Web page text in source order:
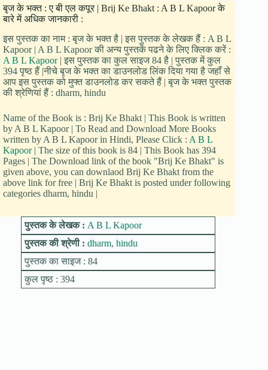
बृज के भक्त : ए बी एल कपूर | Brij Ke Bhakt : A B L Kapoor के
बारे में अधिक जानकारी :
इस पुस्तक का नाम : बृज के भक्त है | इस पुस्तक के लेखक हैं : A B L
Kapoor | A B L Kapoor की अन्य पुस्तकें पढने के लिए क्लिक करें :
A B L Kapoor| इस पुस्तक का कुल साइज 84 है | पुस्तक में कुल
394 पृष्ठ हैं |नीचे बृज के भक्त का डाउनलोड लिंक दिया गया है जहाँ से
आप इस पुस्तक को मुफ्त डाउनलोड कर सकते हैं | बृज के भक्त पुस्तक
की श्रेणियां हैं : dharm, hindu
Name of the Book is : Brij Ke Bhakt | This Book is written
by A B L Kapoor | To Read and Download More Books
written by A B L Kapoor in Hindi, Please Click : A B L
Kapoor| The size of this book is 84 | This Book has 394
Pages | The Download link of the book "Brij Ke Bhakt" is
given above, you can downlaod Brij Ke Bhakt from the
above link for free | Brij Ke Bhakt is posted under following
categories dharm, hindu |
पुस्तक के लेखक : A B L Kapoor
पुस्तक की श्रेणी : dharm, hindu
पुस्तक का साइज : 84
कुल पृष्ठ : 394